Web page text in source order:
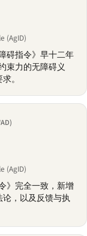
(AgID)
碍指令》早十二年
束力的无障碍义
。
(AgID)
》完全一致，新增
论，以及反馈与执